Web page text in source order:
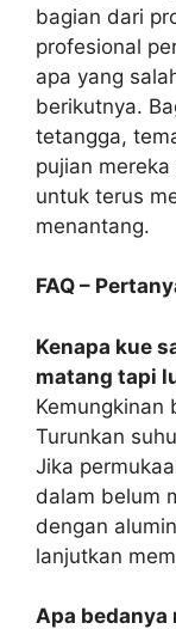
bagian dari
profesional
apa yang
berikutnya.
tetangga,
pujian
untuk terus
menantang.
FAQ –
Kenapa kue
matang tapi
Kemungkinan
Turunkan
Jika
dalam belum
dengan
lanjutkan
Apa